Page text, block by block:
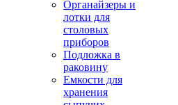
Органайзеры и
лотки для
столовых
приборов
Подложка в
раковину
Емкости для
хранения